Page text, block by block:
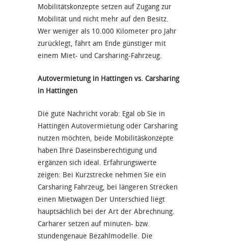
Mobilitätskonzepte setzen auf Zugang zur
Mobilität und nicht mehr auf den Besitz.
Wer weniger als 10.000 Kilometer pro Jahr
zurücklegt, fährt am Ende günstiger mit
einem Miet- und Carsharing-Fahrzeug.
Autovermietung in Hattingen vs. Carsharing
in Hattingen
Die gute Nachricht vorab: Egal ob Sie in
Hattingen Autovermietung oder Carsharing
nutzen möchten, beide Mobilitäskonzepte
haben Ihre Daseinsberechtigung und
ergänzen sich ideal. Erfahrungswerte
zeigen: Bei Kurzstrecke nehmen Sie ein
Carsharing Fahrzeug, bei längeren Strecken
einen Mietwagen Der Unterschied liegt
hauptsächlich bei der Art der Abrechnung.
Carharer setzen auf minuten- bzw.
stundengenaue Bezahlmodelle. Die